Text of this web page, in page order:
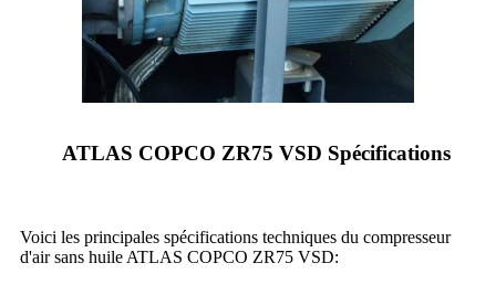
ATLAS COPCO ZR75 VSD Spécifications
Voici les principales spécifications techniques du compresseur
d'air sans huile ATLAS COPCO ZR75 VSD: